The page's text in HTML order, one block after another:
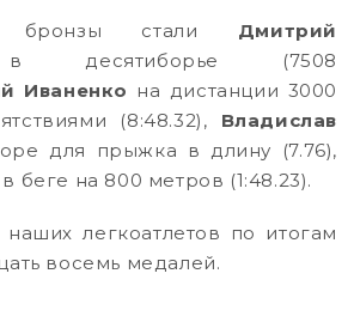
бронзы стали Дмитрий
(7508
Иваненко на дистанции 3000
(8:48.32), Владислав
для прыжка в длину (7.76),
в беге на 800 метров (1:48.23).
легкоатлетов по итогам
восемь медалей.